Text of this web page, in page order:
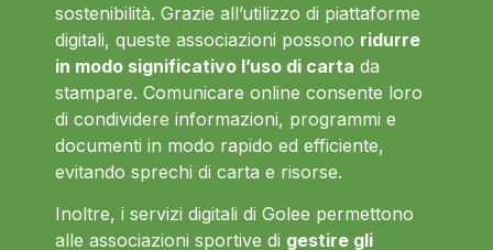
sostenibilità. Grazie all’utilizzo di piattaforme
digitali, queste associazioni possono ridurre
in modo significativo l’uso di carta da
stampare. Comunicare online consente loro
di condividere informazioni, programmi e
documenti in modo rapido ed efficiente,
evitando sprechi di carta e risorse.
Inoltre, i servizi digitali di Golee permettono
alle associazioni sportive di gestire gli